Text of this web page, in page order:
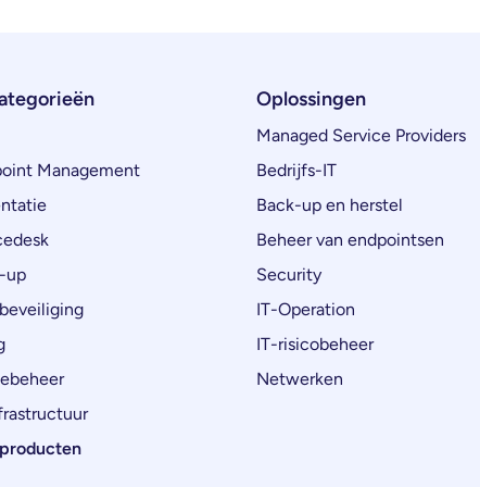
Management
up
Oplossingen
Managed Service Providers
Bedrijfs-IT
Back-up en herstel
Beheer van endpointsen
Security
IT-Operation
IT-risicobeheer
Netwerken